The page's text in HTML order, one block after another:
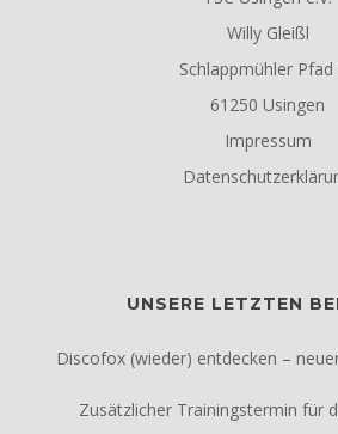
Willy Gleißl
Schlappmühler Pfad
61250 Usingen
Impressum
UNSERE LETZTEN
Discofox (wieder) entdecken –
Zusätzlicher Trainingstermin für